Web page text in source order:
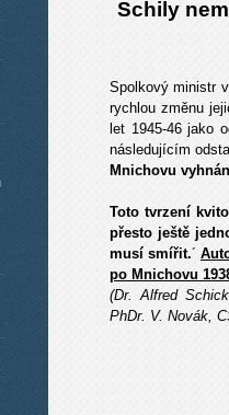
Schily
Spolkový ministr
rychlou změnu
let 1945-46 jako
následujícím
Mnichovu
Toto tvrzení
přesto ještě
musí smířit.´
po Mnichovu
(Dr. Alfred
PhDr. V. Novák,